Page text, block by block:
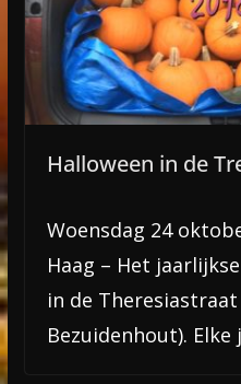
Halloween in de
Woensdag 24
Haag – Het
in de
Bezuidenhout). Elke